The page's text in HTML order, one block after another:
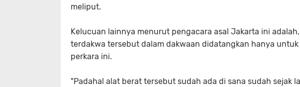
meliput.
Kelucuan lainnya menurut pengacara asal Jakarta ini
terdakwa tersebut dalam dakwaan didatangkan hanya
perkara ini.
"Padahal alat berat tersebut sudah ada di sana sudah sejak